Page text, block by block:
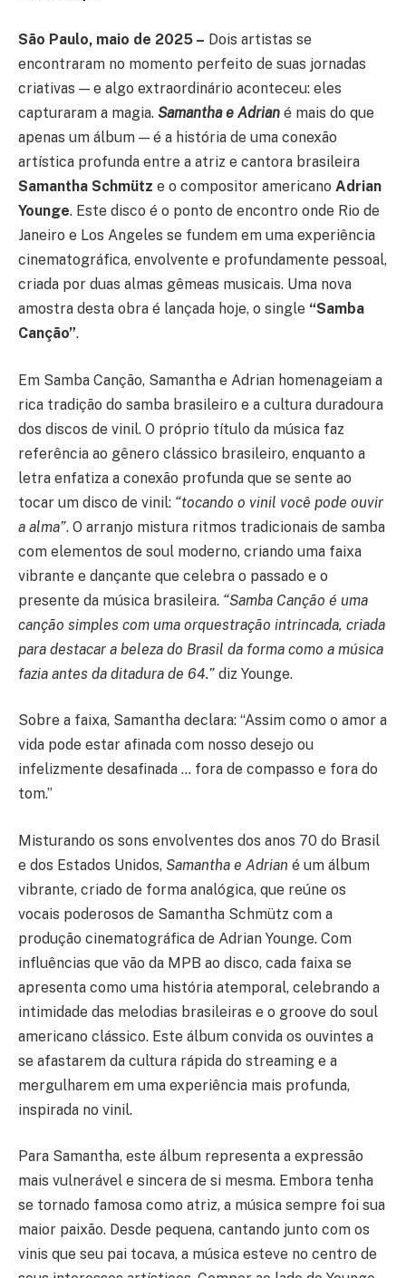
São Paulo, maio de 2025 – Dois artistas se
encontraram no momento perfeito de suas jornadas
criativas — e algo extraordinário aconteceu: eles
capturaram a magia. Samantha e Adrian é mais do que
apenas um álbum — é a história de uma conexão
artística profunda entre a atriz e cantora brasileira
Samantha Schmütz e o compositor americano Adrian
Younge. Este disco é o ponto de encontro onde Rio de
Janeiro e Los Angeles se fundem em uma experiência
cinematográfica, envolvente e profundamente pessoal,
criada por duas almas gêmeas musicais. Uma nova
amostra desta obra é lançada hoje, o single “Samba
Canção”.
Em Samba Canção, Samantha e Adrian homenageiam a
rica tradição do samba brasileiro e a cultura duradoura
dos discos de vinil. O próprio título da música faz
referência ao gênero clássico brasileiro, enquanto a
letra enfatiza a conexão profunda que se sente ao
tocar um disco de vinil: “tocando o vinil você pode ouvir
a alma”. O arranjo mistura ritmos tradicionais de samba
com elementos de soul moderno, criando uma faixa
vibrante e dançante que celebra o passado e o
presente da música brasileira. “Samba Canção é uma
canção simples com uma orquestração intrincada, criada
para destacar a beleza do Brasil da forma como a música
fazia antes da ditadura de 64.” diz Younge.
Sobre a faixa, Samantha declara: “Assim como o amor a
vida pode estar afinada com nosso desejo ou
infelizmente desafinada … fora de compasso e fora do
tom.”
Misturando os sons envolventes dos anos 70 do Brasil
e dos Estados Unidos, Samantha e Adrian é um álbum
vibrante, criado de forma analógica, que reúne os
vocais poderosos de Samantha Schmütz com a
produção cinematográfica de Adrian Younge. Com
influências que vão da MPB ao disco, cada faixa se
apresenta como uma história atemporal, celebrando a
intimidade das melodias brasileiras e o groove do soul
americano clássico. Este álbum convida os ouvintes a
se afastarem da cultura rápida do streaming e a
mergulharem em uma experiência mais profunda,
inspirada no vinil.
Para Samantha, este álbum representa a expressão
mais vulnerável e sincera de si mesma. Embora tenha
se tornado famosa como atriz, a música sempre foi sua
maior paixão. Desde pequena, cantando junto com os
vinis que seu pai tocava, a música esteve no centro de